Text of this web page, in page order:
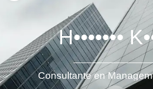
H•••••••